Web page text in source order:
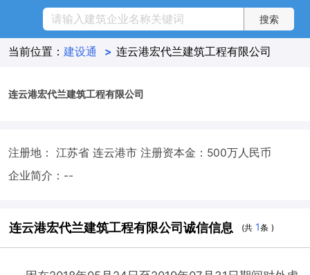
当前位置： 建设通 > 连云港宏代兰建筑工程有限公司
连云港宏代兰建筑工程有限公司
注册地： 江苏省 连云港市 注册资本金：500万人民币
企业简介：--
连云港宏代兰建筑工程有限公司诚信信息 (共 1条 )